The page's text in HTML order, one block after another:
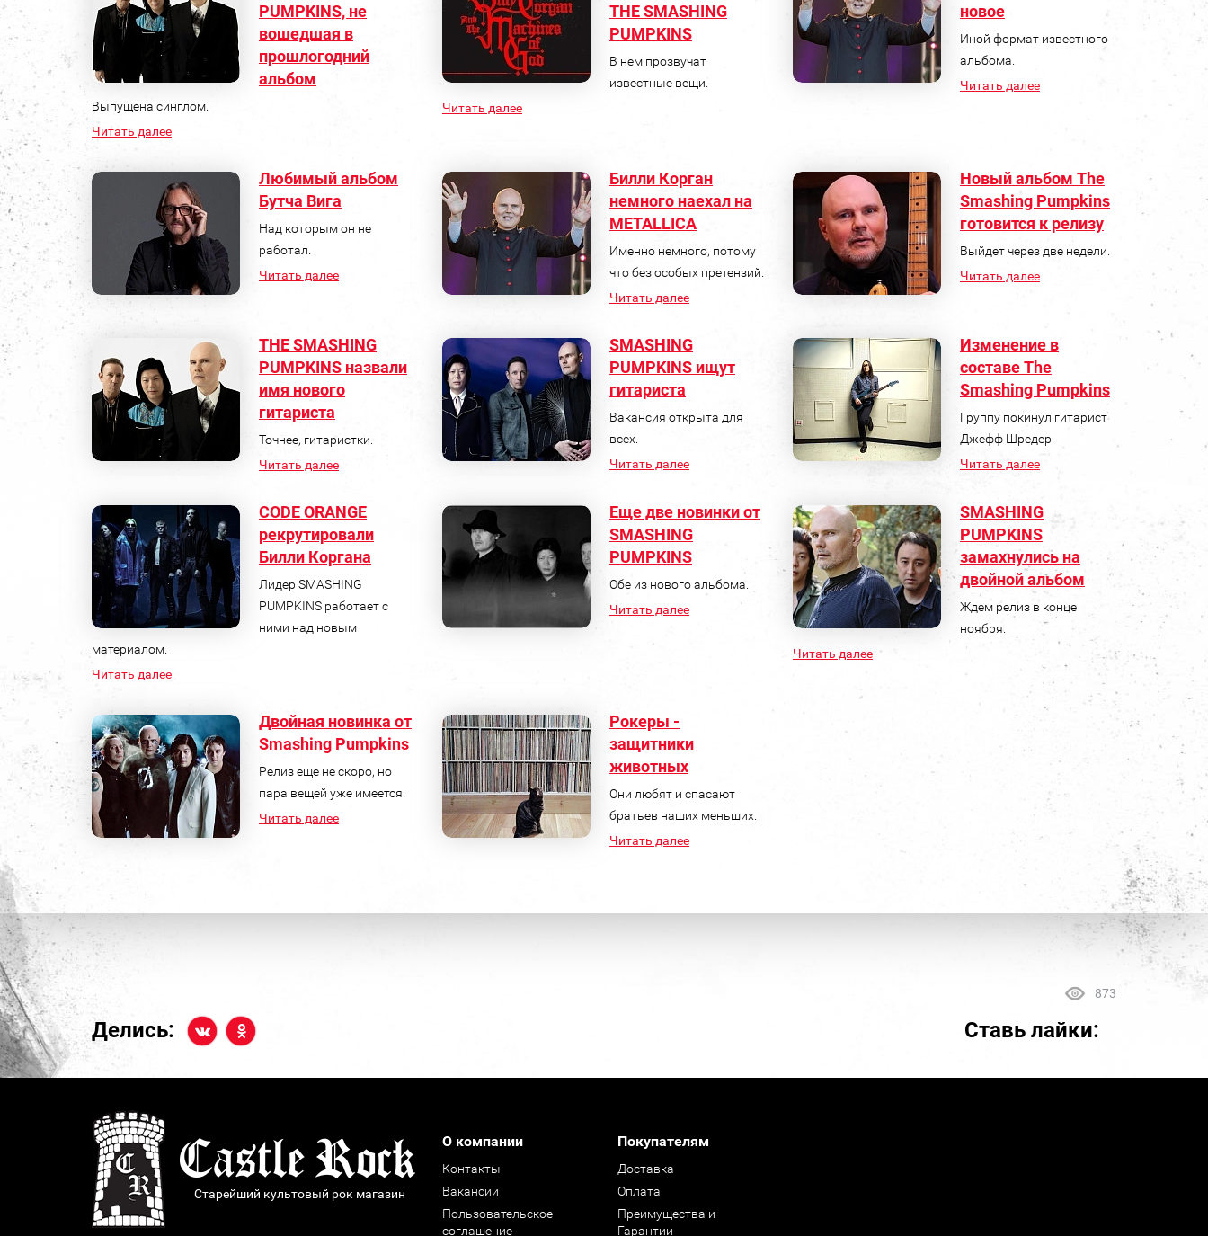
PUMPKINS, не
вошедшая в
прошлогодний
альбом
Выпущена синглом.
Читать далее
THE SMASHING
PUMPKINS
В нем прозвучат
известные вещи.
Читать далее
новое
Иной формат известного
альбома.
Читать далее
Любимый альбом
Бутча Вига
Над которым он не
работал.
Читать далее
Билли Корган
немного наехал на
METALLICA
Именно немного, потому
что без особых претензий.
Читать далее
Новый альбом The
Smashing Pumpkins
готовится к релизу
Выйдет через две недели.
Читать далее
THE SMASHING
PUMPKINS назвали
имя нового
гитариста
Точнее, гитаристки.
Читать далее
SMASHING
PUMPKINS ищут
гитариста
Вакансия открыта для
всех.
Читать далее
Изменение в
составе The
Smashing Pumpkins
Группу покинул гитарист
Джефф Шредер.
Читать далее
CODE ORANGE
рекрутировали
Билли Коргана
Лидер SMASHING
PUMPKINS работает с
ними над новым
материалом.
Читать далее
Еще две новинки от
SMASHING
PUMPKINS
Обе из нового альбома.
Читать далее
SMASHING
PUMPKINS
замахнулись на
двойной альбом
Ждем релиз в конце
ноября.
Читать далее
Двойная новинка от
Smashing Pumpkins
Релиз еще не скоро, но
пара вещей уже имеется.
Читать далее
Рокеры -
защитники
животных
Они любят и спасают
братьев наших меньших.
Читать далее
873
Делись: Ставь лайки:
Старейший культовый рок магазин
О компании
Контакты
Вакансии
Пользовательское
соглашение
Покупателям
Доставка
Оплата
Преимущества и
Гарантии